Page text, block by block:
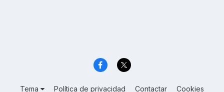
Tema Política de privacidad Contactar Cookies